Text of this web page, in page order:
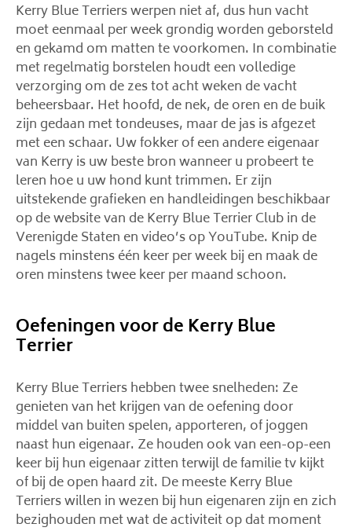
Kerry Blue Terriers werpen niet af, dus hun vacht
moet eenmaal per week grondig worden geborsteld
en gekamd om matten te voorkomen. In combinatie
met regelmatig borstelen houdt een volledige
verzorging om de zes tot acht weken de vacht
beheersbaar. Het hoofd, de nek, de oren en de buik
zijn gedaan met tondeuses, maar de jas is afgezet
met een schaar. Uw fokker of een andere eigenaar
van Kerry is uw beste bron wanneer u probeert te
leren hoe u uw hond kunt trimmen. Er zijn
uitstekende grafieken en handleidingen beschikbaar
op de website van de Kerry Blue Terrier Club in de
Verenigde Staten en video’s op YouTube. Knip de
nagels minstens één keer per week bij en maak de
oren minstens twee keer per maand schoon.
Oefeningen voor de Kerry Blue
Terrier
Kerry Blue Terriers hebben twee snelheden: Ze
genieten van het krijgen van de oefening door
middel van buiten spelen, apporteren, of joggen
naast hun eigenaar. Ze houden ook van een-op-een
keer bij hun eigenaar zitten terwijl de familie tv kijkt
of bij de open haard zit. De meeste Kerry Blue
Terriers willen in wezen bij hun eigenaren zijn en zich
bezighouden met wat de activiteit op dat moment